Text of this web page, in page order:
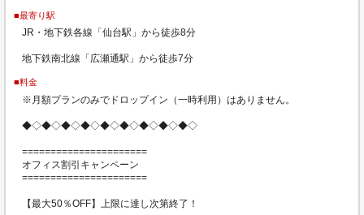
■最寄り駅
JR・地下鉄各線「仙台駅」から徒歩8分
地下鉄南北線「広瀬通駅」から徒歩7分
■料金
※月額プランのみでドロップイン（一時利用）はありません。
◆◇◆◇◆◇◆◇◆◇◆◇◆◇◆◇◆◇
======================
オフィス割引キャンペーン
======================
【最大50％OFF】上限に達し次第終了！